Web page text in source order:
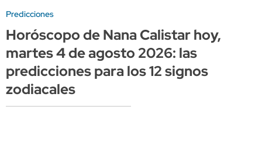
Predicciones
Horóscopo de Nana Calistar hoy,
martes 4 de agosto 2026: las
predicciones para los 12 signos
zodiacales